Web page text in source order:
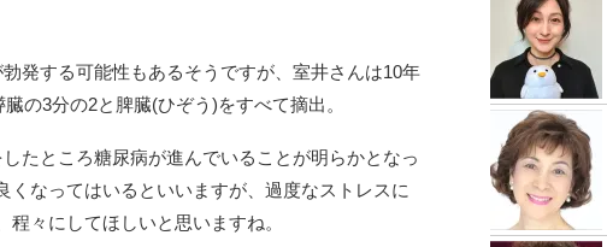
発する可能性もあるそうですが、室井さんは10年
の3分の2と脾臓(ひぞう)をすべて摘出。
たところ糖尿病が進んでいることが明らかとなっ
なってはいるといいますが、過度なストレスに
々にしてほしいと思いますね。